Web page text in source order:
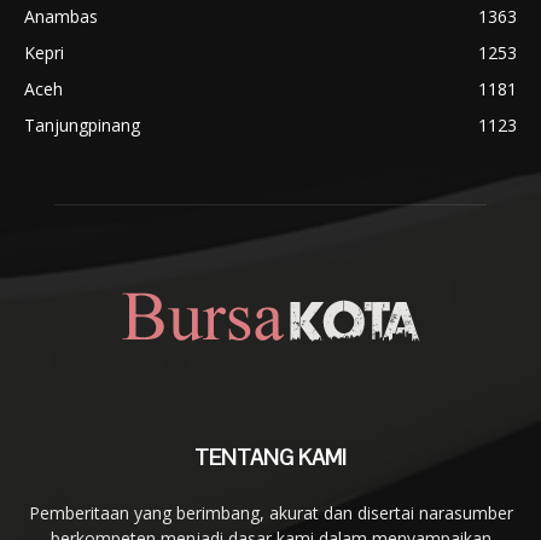
Anambas
1363
Kepri
1253
Aceh
1181
Tanjungpinang
1123
TENTANG KAMI
Pemberitaan yang berimbang, akurat dan disertai narasumber